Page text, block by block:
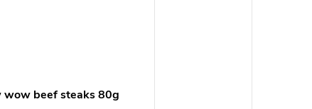
wow beef steaks 80g